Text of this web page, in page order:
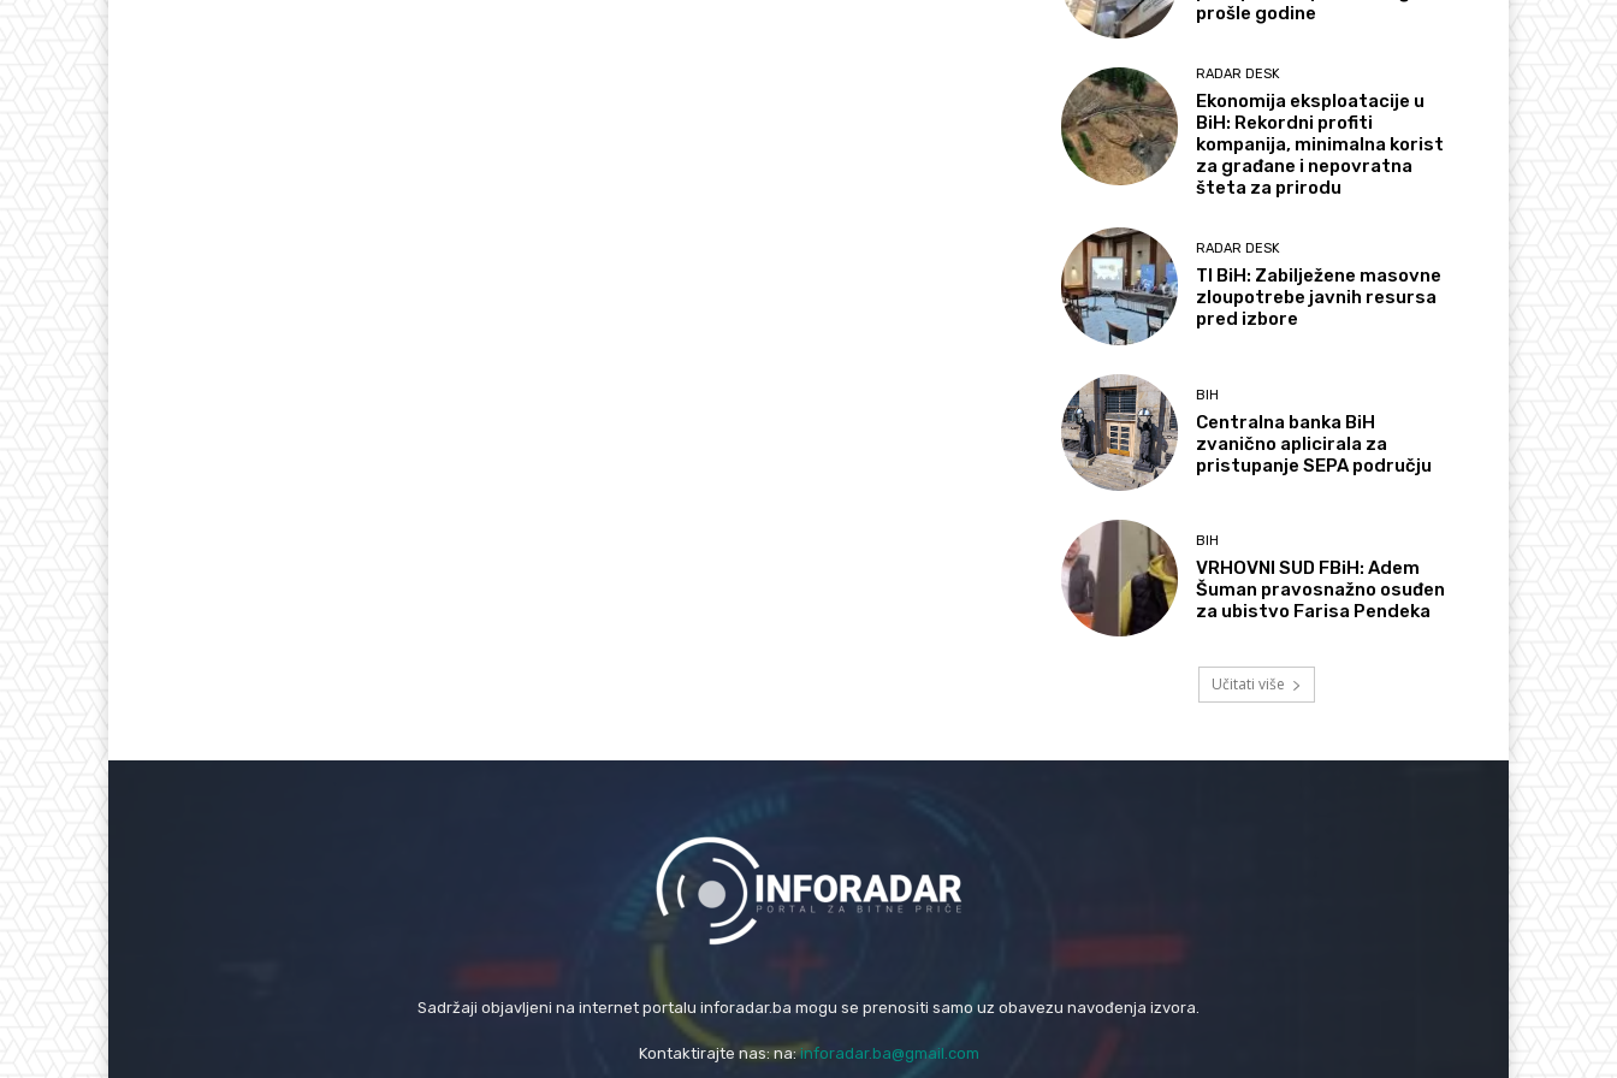
prošle godine
RADAR DESK
Ekonomija eksploatacije u
BiH: Rekordni profiti
kompanija, minimalna korist
za građane i nepovratna
šteta za prirodu
RADAR DESK
TI BiH: Zabilježene masovne
zloupotrebe javnih resursa
pred izbore
BIH
Centralna banka BiH
zvanično aplicirala za
pristupanje SEPA području
BIH
VRHOVNI SUD FBiH: Adem
Šuman pravosnažno osuđen
za ubistvo Farisa Pendeka
Učitati više
Sadržaji objavljeni na internet portalu inforadar.ba mogu se prenositi samo uz obavezu navođenja izvora.
Kontaktirajte nas: na:inforadar.ba@gmail.com